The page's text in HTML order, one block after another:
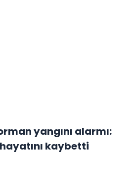
yangını alarmı:
kaybetti